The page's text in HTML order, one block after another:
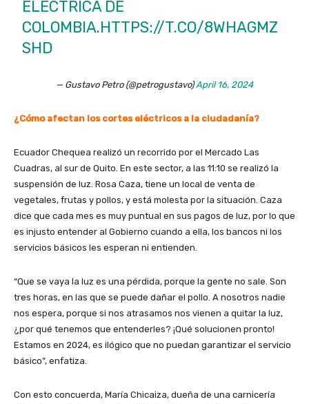
ELÉCTRICA DE
COLOMBIA.HTTPS://T.CO/8WHAGMZ
SHD
— Gustavo Petro (@petrogustavo)April 16, 2024
¿Cómo afectan los cortes eléctricos a la ciudadanía?
Ecuador Chequea realizó un recorrido por el Mercado Las
Cuadras, al sur de Quito. En este sector, a las 11:10 se realizó la
suspensión de luz. Rosa Caza, tiene un local de venta de
vegetales, frutas y pollos, y está molesta por la situación. Caza
dice que cada mes es muy puntual en sus pagos de luz, por lo que
es injusto entender al Gobierno cuando a ella, los bancos ni los
servicios básicos les esperan ni entienden.
“Que se vaya la luz es una pérdida, porque la gente no sale. Son
tres horas, en las que se puede dañar el pollo. A nosotros nadie
nos espera, porque si nos atrasamos nos vienen a quitar la luz,
¿por qué tenemos que entenderles? ¡Qué solucionen pronto!
Estamos en 2024, es ilógico que no puedan garantizar el servicio
básico”, enfatiza.
Con esto concuerda, María Chicaiza, dueña de una carnicería